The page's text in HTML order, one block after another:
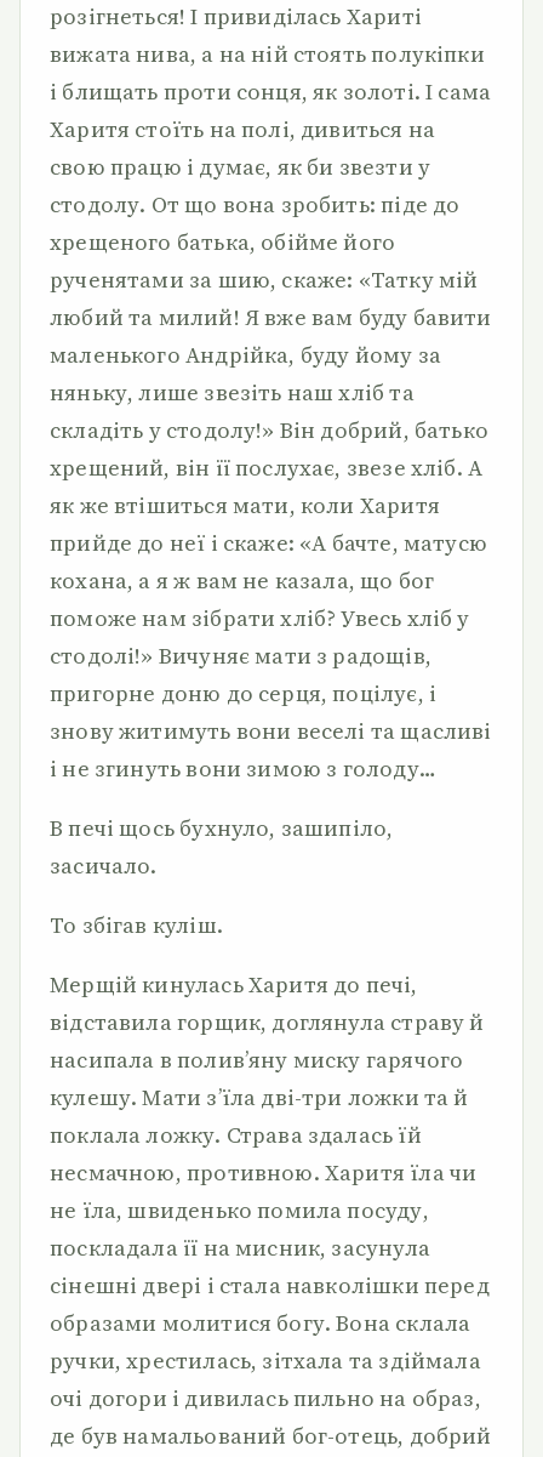
розігнеться! І привиділась Хариті
вижата нива, а на ній стоять полукіпки
і блищать проти сонця, як золоті. І сама
Харитя стоїть на полі, дивиться на
свою працю і думає, як би звезти у
стодолу. От що вона зробить: піде до
хрещеного батька, обійме його
рученятами за шию, скаже: «Татку мій
любий та милий! Я вже вам буду бавити
маленького Андрійка, буду йому за
няньку, лише звезіть наш хліб та
складіть у стодолу!» Він добрий, батько
хрещений, він її послухає, звезе хліб. А
як же втішиться мати, коли Харитя
прийде до неї і скаже: «А бачте, матусю
кохана, а я ж вам не казала, що бог
поможе нам зібрати хліб? Увесь хліб у
стодолі!» Вичуняє мати з радощів,
пригорне доню до серця, поцілує, і
знову житимуть вони веселі та щасливі
і не згинуть вони зимою з голоду…
В печі щось бухнуло, зашипіло,
засичало.
То збігав куліш.
Мерщій кинулась Харитя до печі,
відставила горщик, доглянула страву й
насипала в полив’яну миску гарячого
кулешу. Мати з’їла дві-три ложки та й
поклала ложку. Страва здалась їй
несмачною, противною. Харитя їла чи
не їла, швиденько помила посуду,
поскладала її на мисник, засунула
сінешні двері і стала навколішки перед
образами молитися богу. Вона склала
ручки, хрестилась, зітхала та здіймала
очі догори і дивилась пильно на образ,
де був намальований бог-отець, добрий